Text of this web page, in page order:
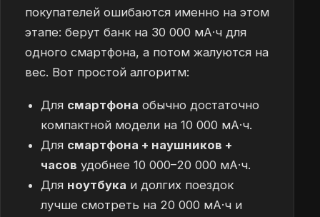
покупателей ошибаются именно на этом
этапе: берут банк на 30 000 мА·ч для
одного смартфона, а потом жалуются на
вес. Вот простой алгоритм:
Для смартфона обычно достаточно
компактной модели на 10 000 мА·ч.
Для смартфона + наушников +
часов удобнее 10 000–20 000 мА·ч.
Для ноутбука и долгих поездок
лучше смотреть на 20 000 мА·ч и